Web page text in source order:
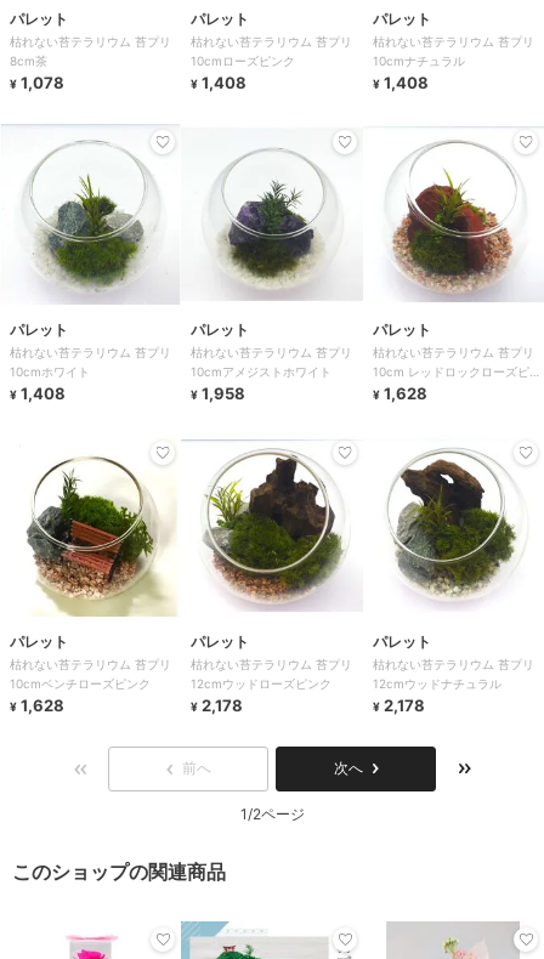
パレット
枯れない苔テラリウム 苔プリ
8cm茶
¥ 1,078
パレット
枯れない苔テラリウム 苔プリ
10cmローズピンク
¥ 1,408
パレット
枯れない苔テラリウム 苔プリ
10cmナチュラル
¥ 1,408
パレット
枯れない苔テラリウム 苔プリ
10cmホワイト
¥ 1,408
パレット
枯れない苔テラリウム 苔プリ
10cmアメジストホワイト
¥ 1,958
パレット
枯れない苔テラリウム 苔プリ
10cm レッドロックローズピン
ク
¥ 1,628
パレット
枯れない苔テラリウム 苔プリ
10cmベンチローズピンク
¥ 1,628
パレット
枯れない苔テラリウム 苔プリ
12cmウッドローズピンク
¥ 2,178
パレット
枯れない苔テラリウム 苔プリ
12cmウッドナチュラル
¥ 2,178
前へ 次へ
1/2ページ
このショップの関連商品